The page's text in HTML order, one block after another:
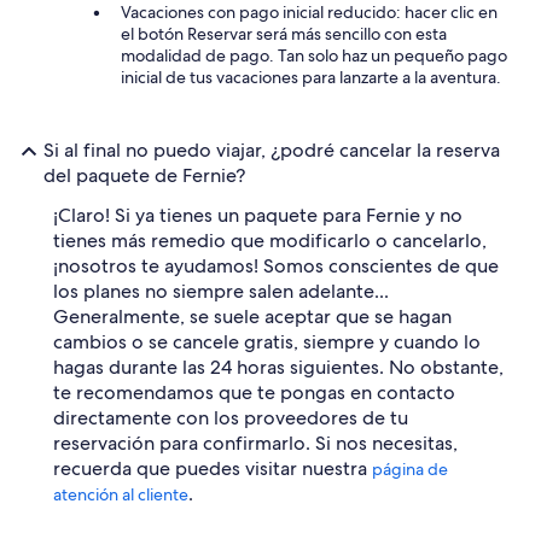
Vacaciones con pago inicial reducido: hacer clic en
el botón Reservar será más sencillo con esta
modalidad de pago. Tan solo haz un pequeño pago
inicial de tus vacaciones para lanzarte a la aventura.
Si al final no puedo viajar, ¿podré cancelar la reserva
del paquete de Fernie?
¡Claro! Si ya tienes un paquete para Fernie y no
tienes más remedio que modificarlo o cancelarlo,
¡nosotros te ayudamos! Somos conscientes de que
los planes no siempre salen adelante...
Generalmente, se suele aceptar que se hagan
cambios o se cancele gratis, siempre y cuando lo
hagas durante las 24 horas siguientes. No obstante,
te recomendamos que te pongas en contacto
directamente con los proveedores de tu
reservación para confirmarlo. Si nos necesitas,
recuerda que puedes visitar nuestra página de
atención al cliente.